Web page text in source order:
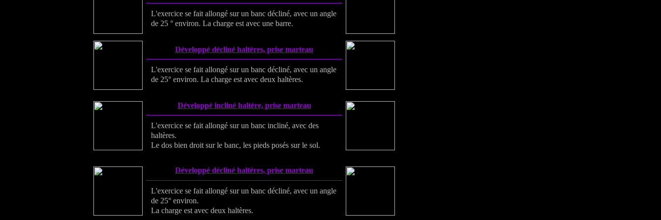
L'exercice se fait allongé sur un banc décliné, avec un angle
de 25 ° environ. La charge est avec une barre.
Développé décliné haltères, prise marteau
L'exercice se fait allongé sur un banc décliné, avec un angle
de 25° environ. La charge est avec deux haltères.
Développé incliné haltère, prise marteau
L'exercice se fait allongé sur un banc incliné, avec des
haltères.
Le dos bien droit sur le banc, les pieds posés sur le sol.
Développé décliné haltères, prise marteau
L'exercice se fait allongé sur un banc décliné, avec un angle
de 25° environ.
La charge est avec deux haltères.